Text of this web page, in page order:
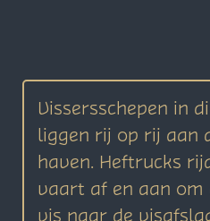
Vissersschepen in
liggen rij op rij aan
haven. Heftrucks
vaart af en aan om
vis naar de